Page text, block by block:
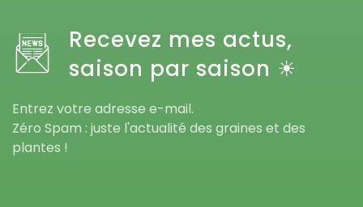
Recevez mes actus,
saison par saison ☀
Entrez votre adresse e-mail.
Zéro Spam : juste l'actualité des graines et des
plantes !